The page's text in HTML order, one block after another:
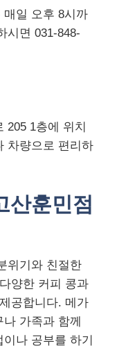
매일 오후 8시까
시면 031-848-
205 1층에 위치
차량으로 편리하
산훈민점
위기와 친절한
양한 커피 콩과
공합니다. 메가
가족과 함께
나 공부를 하기